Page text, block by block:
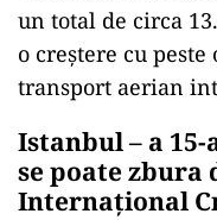
un total de circa
o creștere cu
transport aerian
Istanbul – a
se poate zbura
Internațional